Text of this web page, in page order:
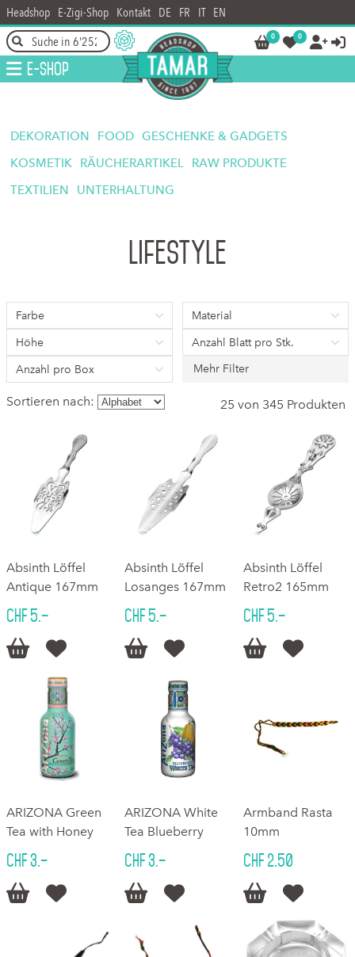
Headshop E-Zigi-Shop Kontakt DE FR IT EN
0 0  
E-Shop
DEKORATION FOOD GESCHENKE & GADGETS
KOSMETIK
RÄUCHERARTIKEL
RAW PRODUKTE
TEXTILIEN
UNTERHALTUNG
Lifestyle
Farbe
Material
Höhe
Anzahl Blatt pro Stk.
Anzahl pro Box
Mehr Filter
Sortieren nach: 25 von 345 Produkten
Absinth Löffel
Antique 167mm
CHF 5.–
 
Absinth Löffel
Losanges 167mm
CHF 5.–
 
Absinth Löffel
Retro2 165mm
CHF 5.–
 
ARIZONA Green
Tea with Honey
CHF 3.–
 
ARIZONA White
Tea Blueberry
CHF 3.–
 
Armband Rasta
10mm
CHF 2.50
 